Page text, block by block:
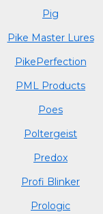
Pig
Pike Master Lures
PikePerfection
PML Products
Poes
Poltergeist
Predox
Profi Blinker
Prologic